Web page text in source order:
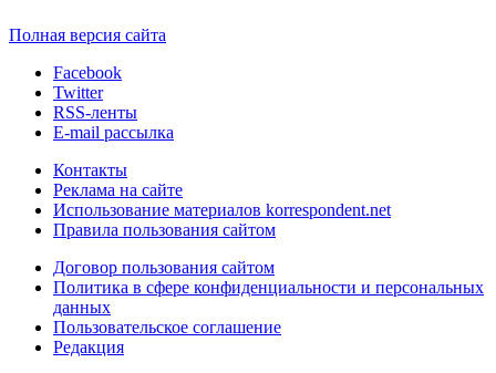
Полная версия сайта
Facebook
Twitter
RSS-ленты
E-mail рассылка
Контакты
Реклама на сайте
Использование материалов korrespondent.net
Правила пользования сайтом
Договор пользования сайтом
Политика в сфере конфиденциальности и персональных
данных
Пользовательское соглашение
Редакция